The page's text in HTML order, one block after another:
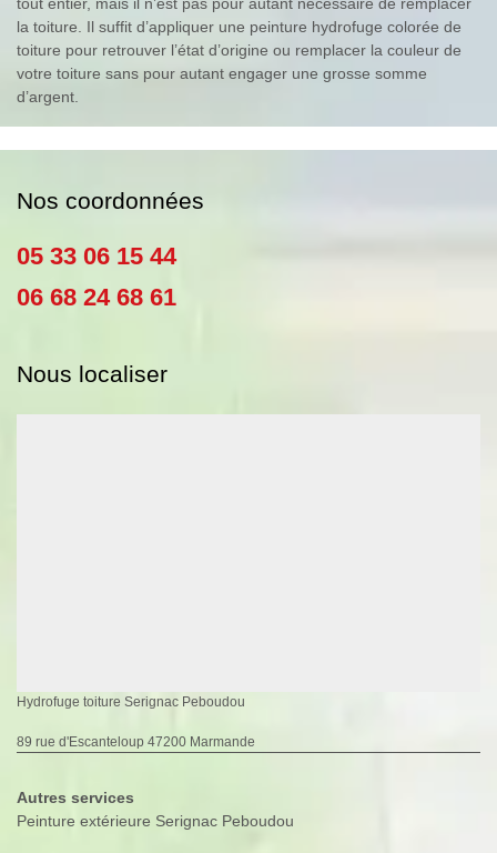
tout entier, mais il n’est pas pour autant nécessaire de remplacer
la toiture. Il suffit d’appliquer une peinture hydrofuge colorée de
toiture pour retrouver l’état d’origine ou remplacer la couleur de
votre toiture sans pour autant engager une grosse somme
d’argent.
Nos coordonnées
05 33 06 15 44
06 68 24 68 61
Nous localiser
Hydrofuge toiture Serignac Peboudou
89 rue d'Escanteloup 47200 Marmande
Autres services
Peinture extérieure Serignac Peboudou